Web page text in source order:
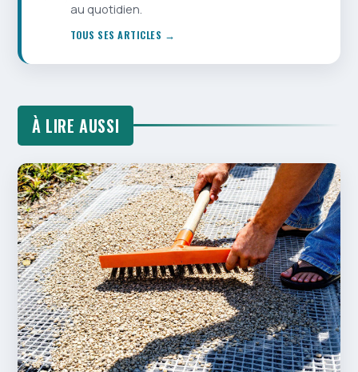
au quotidien.
TOUS SES ARTICLES →
À LIRE AUSSI